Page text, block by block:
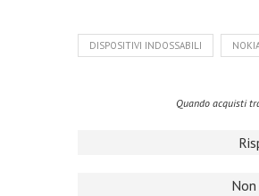
DISPOSITIVI INDOSSABILI
Quando acquisti